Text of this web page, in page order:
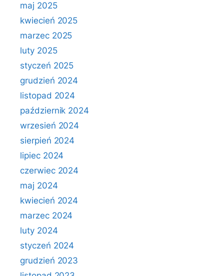
maj 2025
kwiecień 2025
marzec 2025
luty 2025
styczeń 2025
grudzień 2024
listopad 2024
październik 2024
wrzesień 2024
sierpień 2024
lipiec 2024
czerwiec 2024
maj 2024
kwiecień 2024
marzec 2024
luty 2024
styczeń 2024
grudzień 2023